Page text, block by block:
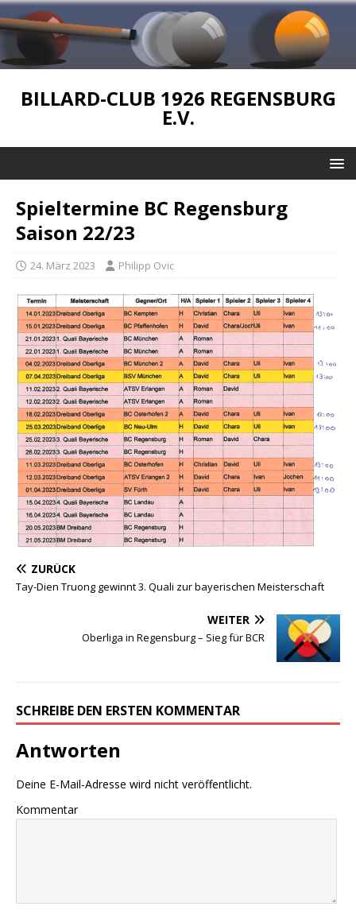
BILLARD-CLUB 1926 REGENSBURG
E.V.
Spieltermine BC Regensburg
Saison 22/23
24. März 2023 Philipp Ovic
ZURÜCK
Tay-Dien Truong gewinnt 3. Quali zur bayerischen Meisterschaft
WEITER
Oberliga in Regensburg – Sieg für BCR
SCHREIBE DEN ERSTEN KOMMENTAR
Antworten
Deine E-Mail-Adresse wird nicht veröffentlicht.
Kommentar